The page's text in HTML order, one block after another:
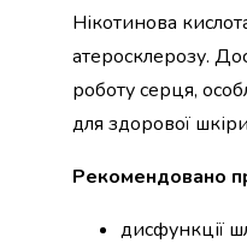
Бакалія
Олія
Макаронні
Сухі
Їжа
Нікотинова
атеросклерозу.
роботу серця,
для здорової
Рекомендовано
дисфункції